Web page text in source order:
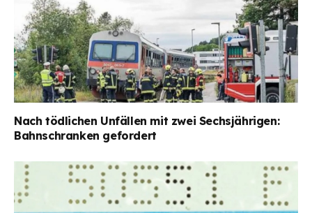
Nach tödlichen Unfällen mit zwei Sechsjährigen:
Bahnschranken gefordert